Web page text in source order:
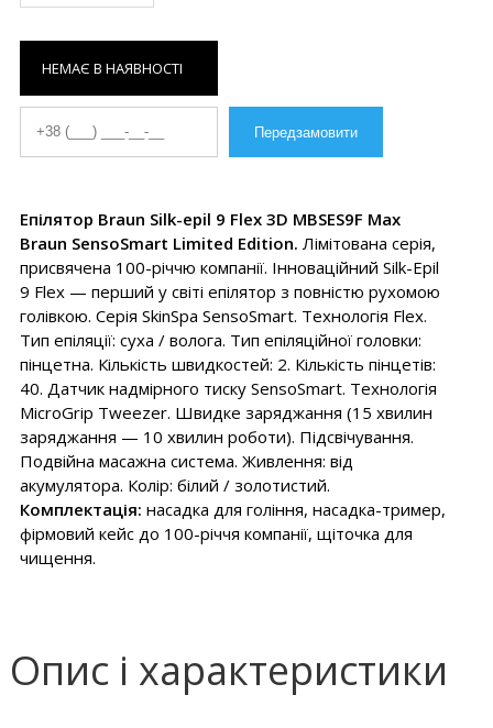
НЕМАЄ В НАЯВНОСТІ
Епілятор Braun Silk-epil 9 Flex 3D MBSES9F Max
Braun SensoSmart Limited Edition. Лімітована серія,
присвячена 100-річчю компанії. Інноваційний Silk-Epil
9 Flex — перший у світі епілятор з повністю рухомою
голівкою. Серія SkinSpa SensoSmart. Технологія Flex.
Тип епіляції: суха / волога. Тип епіляційної головки:
пінцетна. Кількість швидкостей: 2. Кількість пінцетів:
40. Датчик надмірного тиску SensoSmart. Технологія
MicroGrip Tweezer. Швидке заряджання (15 хвилин
заряджання — 10 хвилин роботи). Підсвічування.
Подвійна масажна система. Живлення: від
акумулятора. Колір: білий / золотистий.
Комплектація: насадка для гоління, насадка-тример,
фірмовий кейс до 100-річчя компанії, щіточка для
чищення.
Опис і характеристики